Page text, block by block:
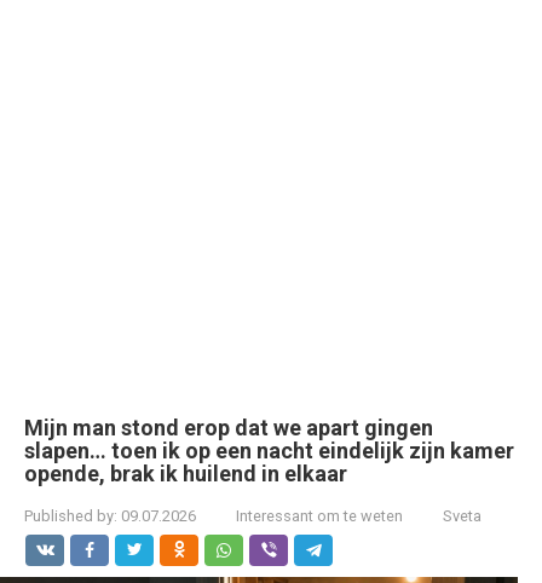
Mijn man stond erop dat we apart gingen
slapen… toen ik op een nacht eindelijk zijn kamer
opende, brak ik huilend in elkaar
Published by: 09.07.2026 Interessant om te weten Sveta